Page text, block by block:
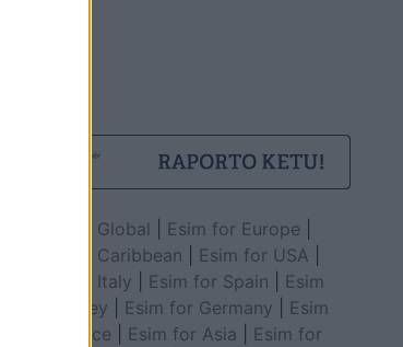
Esim for Global Esim for Europe
Esim for Caribbean
Esim for USA
Esim for Italy
Esim for Spain
Esim
for Turkey
Esim for Germany
Esim
for Greece
Esim for Asia
Esim for